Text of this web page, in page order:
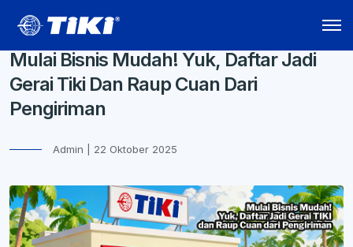
Mulai Bisnis Mudah! Yuk, Daftar Jadi
Gerai Tiki Dan Raup Cuan Dari
Pengiriman
Admin | 22 Oktober 2025